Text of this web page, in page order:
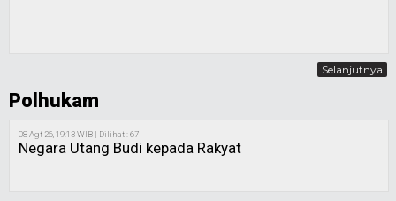
Selanjutnya
Polhukam
08 Agt 26, 19:13 WIB | Dilihat : 67
Negara Utang Budi kepada Rakyat